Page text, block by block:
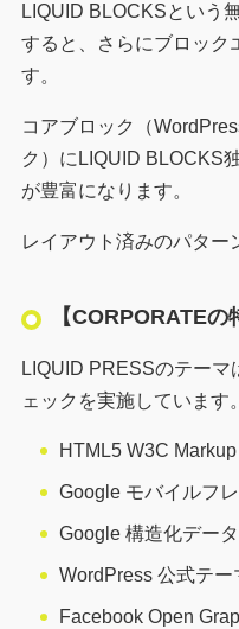
LIQUID BLOCKSという
すると、さらにブロック
す。
コアブロック（
ク）にLIQUID BLOCKS
が豊富になります。
レイアウト済みのパター
【CORPORATE
LIQUID PRESSのテーマ
ェックを実施しています。
HTML5 W3C
Google モバイルフ
Google 構造化デー
WordPress 公式テ
Facebook Open